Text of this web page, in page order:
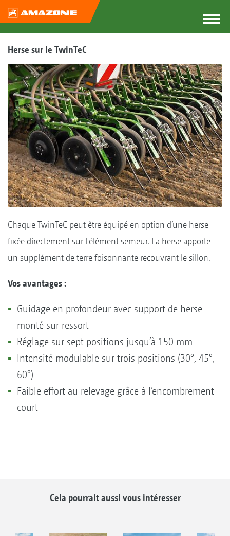
Herse sur le TwinTeC
Chaque TwinTeC peut être équipé en option d’une herse
fixée directement sur l'élément semeur. La herse apporte
un supplément de terre foisonnante recouvrant le sillon.
Vos avantages :
Guidage en profondeur avec support de herse
monté sur ressort
Réglage sur sept positions jusqu’à 150 mm
Intensité modulable sur trois positions (30°, 45°,
60°)
Faible effort au relevage grâce à l’encombrement
court
Cela pourrait aussi vous intéresser